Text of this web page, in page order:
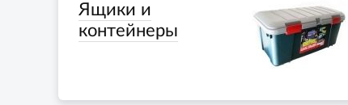
Ящики и
контейнеры